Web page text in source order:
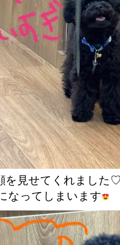
を見せてくれました
なってしまいます